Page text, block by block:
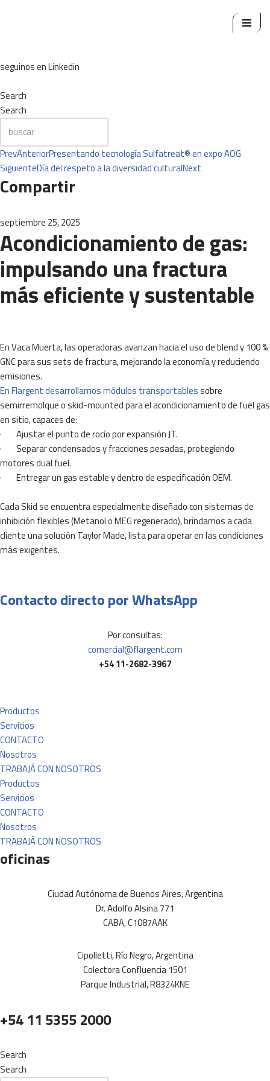
contenido
seguinos en Linkedin
Search
Search
PrevAnteriorPresentando tecnología Sulfatreat® en expo AOG
SiguienteDía del respeto a la diversidad culturalNext
Compartir
septiembre 25, 2025
Acondicionamiento de gas:
impulsando una fractura
más eficiente y sustentable
En Vaca Muerta, las operadoras avanzan hacia el uso de blend y 100 %
GNC para sus sets de fractura, mejorando la economía y reduciendo
emisiones.
En Flargent desarrollamos módulos transportablessobre
semirremolque o skid-mounted para el acondicionamiento de fuel gas
en sitio, capaces de:
· Ajustar el punto de rocío por expansión JT.
· Separar condensados y fracciones pesadas, protegiendo
motores dual fuel.
· Entregar un gas estable y dentro de especificación OEM.
Cada Skid se encuentra especialmente diseñado con sistemas de
inhibición flexibles (Metanol o MEG regenerado), brindamos a cada
cliente una solución Taylor Made, lista para operar en las condiciones
más exigentes.
Contacto directo por WhatsApp
Por consultas:
comercial@flargent.com
+54 11-2682-3967
Productos
Servicios
CONTACTO
Nosotros
TRABAJÁ CON NOSOTROS
Productos
Servicios
CONTACTO
Nosotros
TRABAJÁ CON NOSOTROS
oficinas
Ciudad Autónoma de Buenos Aires, Argentina
Dr. Adolfo Alsina 771
CABA, C1087AAK
Cipolletti, Río Negro, Argentina
Colectora Confluencia 1501
Parque Industrial, R8324KNE
+54 11 5355 2000
Search
Search